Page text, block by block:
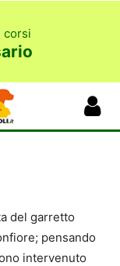
corsi
del garretto
pensando
intervenuto